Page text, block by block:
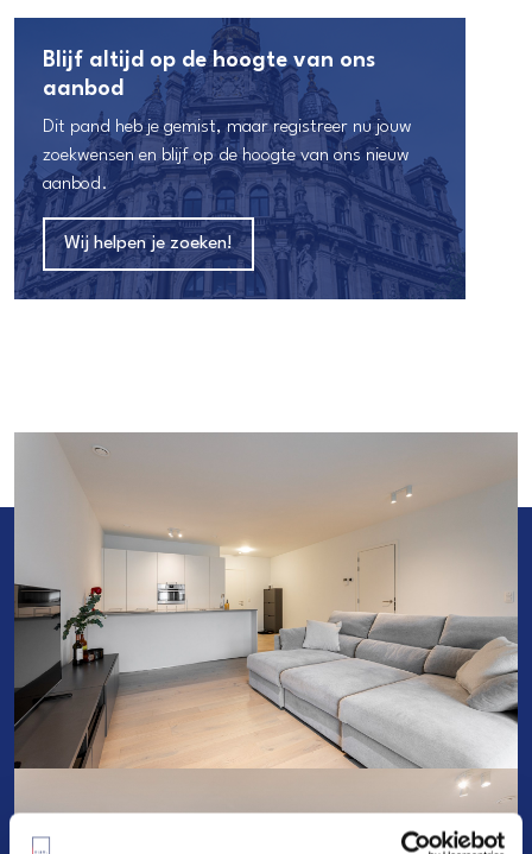
Blijf altijd op de hoogte van ons
aanbod
Dit pand heb je gemist, maar registreer nu jouw
zoekwensen en blijf op de hoogte van ons nieuw
aanbod.
Wij helpen je zoeken!